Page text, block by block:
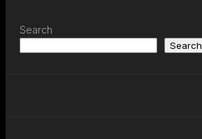
Search
Search